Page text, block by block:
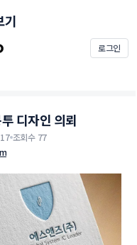
로그인
기
디자인 의뢰
조회수 77